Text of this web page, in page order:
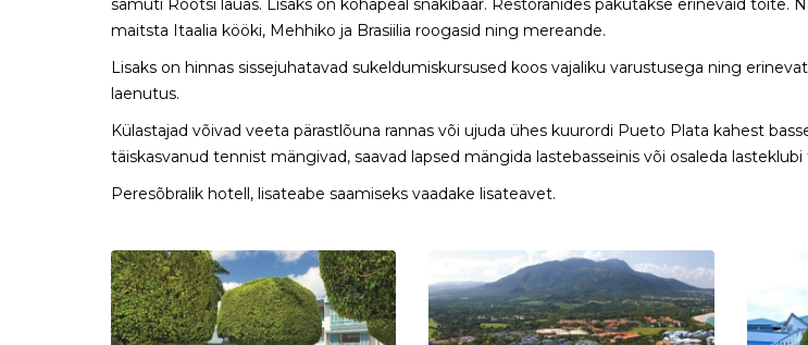
samuti Rootsi lauas. Lisaks on kohapeal snäkibaar. Restoranides pakutakse erinevaid toite.
maitsta Itaalia kööki, Mehhiko ja Brasiilia roogasid ning mereande.
Lisaks on hinnas sissejuhatavad sukeldumiskursused koos vajaliku varustusega ning
laenutus.
Külastajad võivad veeta pärastlõuna rannas või ujuda ühes kuurordi Pueto Plata kahest
täiskasvanud tennist mängivad, saavad lapsed mängida lastebasseinis või osaleda
Peresõbralik hotell, lisateabe saamiseks vaadake lisateavet.